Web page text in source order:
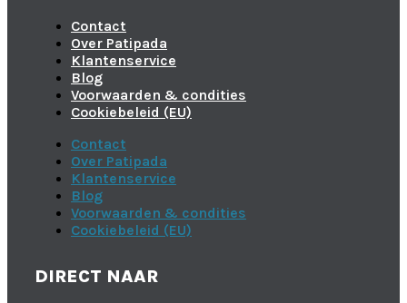
Contact
Over Patipada
Klantenservice
Blog
Voorwaarden & condities
Cookiebeleid (EU)
Contact
Over Patipada
Klantenservice
Blog
Voorwaarden & condities
Cookiebeleid (EU)
DIRECT NAAR